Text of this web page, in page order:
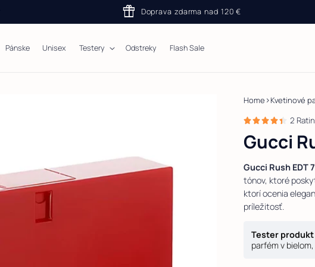
featured_seasonal_and_gifts Doprava zdarma nad 120 €
Pánske Unisex Testery Odstreky Flash Sale
Home ›Kvetinové
2
Gucci
Gucci Rush EDT
tónov, ktoré
ktorí ocenia
príležitosť.
Tester produkt
parfém v